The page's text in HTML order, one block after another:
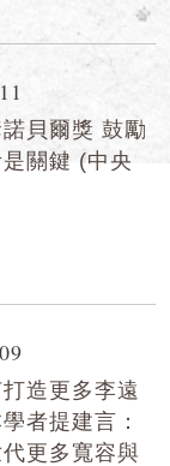
貝爾獎 鼓勵
關鍵 (中央
造更多李遠
者提建言：
更多寬容與